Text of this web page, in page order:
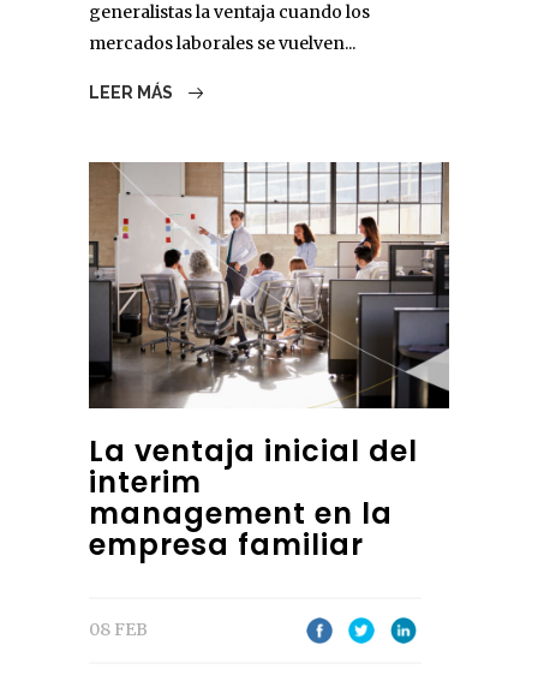
generalistas la ventaja cuando los
mercados laborales se vuelven...
LEER MÁS
La ventaja inicial del
interim
management en la
empresa familiar
08 FEB